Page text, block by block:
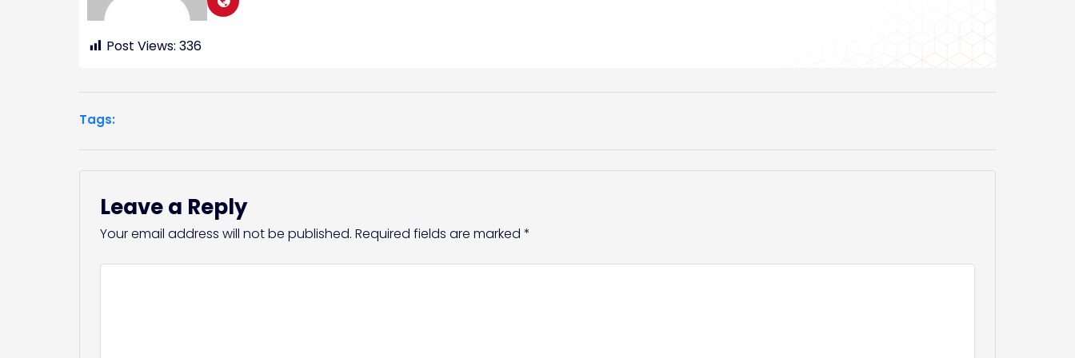
Post Views: 336
Tags:
Leave a Reply
Your email address will not be published. Required fields are marked *